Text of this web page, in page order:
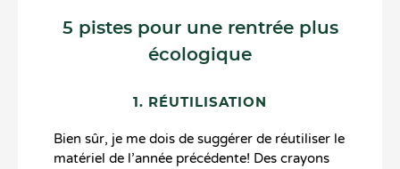
5 pistes pour une rentrée plus
écologique
1. RÉUTILISATION
Bien sûr, je me dois de suggérer de réutiliser le
matériel de l’année précédente! Des crayons